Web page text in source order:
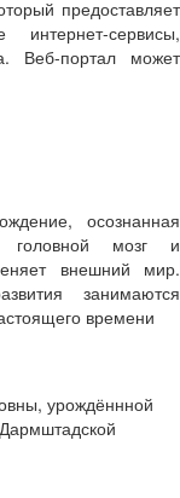
предоставляет
интернет-сервисы,
Веб-портал может
осознанная
головной мозг и
внешний мир.
занимаются
времени
урождённной